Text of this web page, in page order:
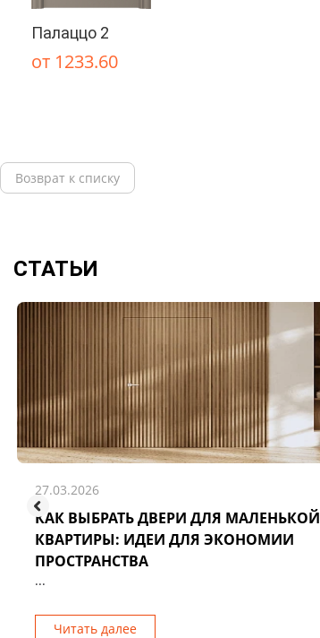
Палаццо 2
от 1233.60
Возврат к списку
СТАТЬИ
27.03.2026
КАК ВЫБРАТЬ ДВЕРИ ДЛЯ МАЛЕНЬКОЙ
КВАРТИРЫ: ИДЕИ ДЛЯ ЭКОНОМИИ
ПРОСТРАНСТВА
...
Читать далее